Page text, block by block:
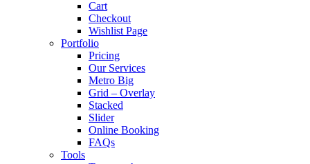
Cart
Checkout
Wishlist Page
Portfolio
Pricing
Our Services
Metro Big
Grid – Overlay
Stacked
Slider
Online Booking
FAQs
Tools